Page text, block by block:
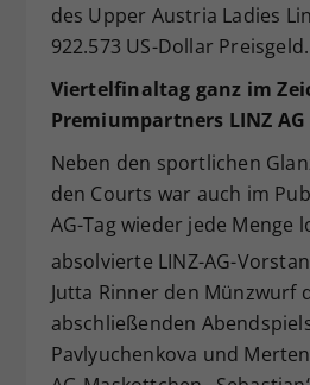
des Upper Austria Ladies
922.573 US-Dollar Preisgeld.
Viertelfinaltag ganz im
Premiumpartners LINZ AG
Neben den sportlichen
den Courts war auch im
AG-Tag wieder jede Menge
absolvierte LINZ-AG-
Jutta Rinner den Münzwurf
abschließenden
Pavlyuchenkova und